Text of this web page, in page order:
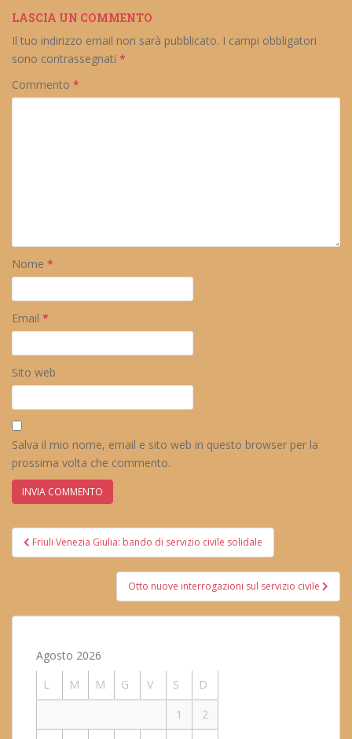
LASCIA UN COMMENTO
Il tuo indirizzo email non sarà pubblicato. I campi obbligatori
sono contrassegnati *
Commento *
Nome *
Email *
Sito web
Salva il mio nome, email e sito web in questo browser per la
prossima volta che commento.
Navigazione
articoli
Friuli Venezia Giulia: bando di servizio civile solidale
Otto nuove interrogazioni sul servizio civile
Agosto 2026
L
M M G V S
D
1
2